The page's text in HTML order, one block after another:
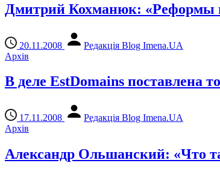
Дмитрий Кохманюк: «Реформы
20.11.2008
Редакція Blog Imena.UA
Архів
В деле EstDomains поставлена
17.11.2008
Редакція Blog Imena.UA
Архів
Александр Ольшанский: «Что